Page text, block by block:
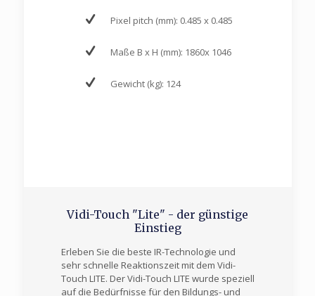
Pixel pitch (mm): 0.485 x 0.485
Maße B x H (mm): 1860x 1046
Gewicht (kg): 124
Vidi-Touch "Lite" - der günstige
Einstieg
Erleben Sie die beste IR-Technologie und
sehr schnelle Reaktionszeit mit dem Vidi-
Touch LITE. Der Vidi-Touch LITE wurde speziell
auf die Bedürfnisse für den Bildungs- und